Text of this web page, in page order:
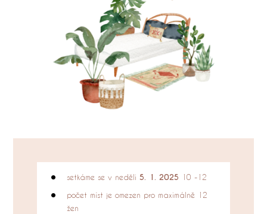
setkáme se v neděli 5. 1. 2025 10 -12
počet míst je omezen pro maximálně 12
žen